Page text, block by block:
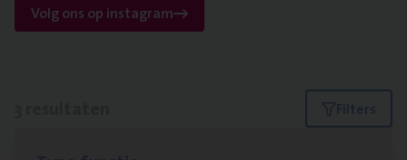
Volg ons op instagram
Filters